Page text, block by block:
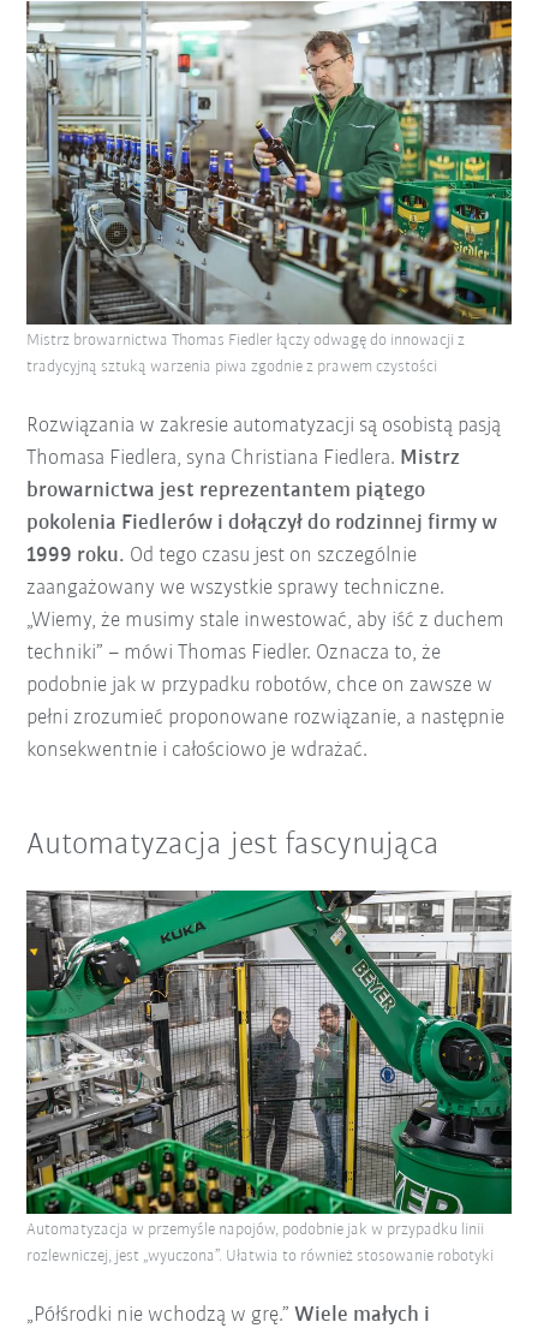
Rozwiązania w zakresie automatyzacji są osobistą pasją
Thomasa Fiedlera, syna Christiana Fiedlera. Mistrz
browarnictwa jest reprezentantem piątego
pokolenia Fiedlerów i dołączył do rodzinnej firmy w
1999 roku. Od tego czasu jest on szczególnie
zaangażowany we wszystkie sprawy techniczne.
„Wiemy, że musimy stale inwestować, aby iść z duchem
techniki” – mówi Thomas Fiedler. Oznacza to, że
podobnie jak w przypadku robotów, chce on zawsze w
pełni zrozumieć proponowane rozwiązanie, a następnie
konsekwentnie i całościowo je wdrażać.
Mistrz browarnictwa Thomas Fiedler łączy odwagę do innowacji z
tradycyjną sztuką warzenia piwa zgodnie z prawem czystości
Automatyzacja jest fascynująca
„Półśrodki nie wchodzą w grę.”Wiele małych i
Automatyzacja w przemyśle napojów, podobnie jak w przypadku linii
rozlewniczej, jest „wyuczona”. Ułatwia to również stosowanie robotyki